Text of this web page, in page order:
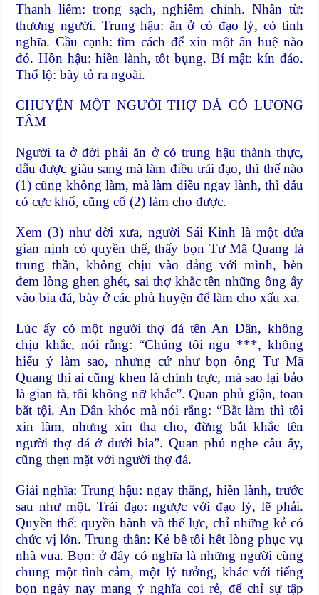
Thanh liêm: trong sạch, nghiêm chỉnh. Nhân từ:
thương người. Trung hậu: ăn ở có đạo lý, có tình
nghĩa. Cầu cạnh: tìm cách để xin một ân huệ nào
đó. Hồn hậu: hiền lành, tốt bụng. Bí mật: kín đáo.
Thổ lộ: bày tỏ ra ngoài.
CHUYỆN MỘT NGƯỜI THỢ ĐÁ CÓ LƯƠNG
TÂM
Người ta ở đời phải ăn ở có trung hậu thành thực,
dẫu được giàu sang mà làm điều trái đạo, thì thế nào
(1) cũng không làm, mà làm điều ngay lành, thì dẫu
có cực khổ, cũng cố (2) làm cho được.
Xem (3) như đời xưa, người Sái Kinh là một đứa
gian nịnh có quyền thế, thấy bọn Tư Mã Quang là
trung thần, không chịu vào đảng với mình, bèn
đem lòng ghen ghét, sai thợ khắc tên những ông ấy
vào bia đá, bày ở các phủ huyện để làm cho xấu xa.
Lúc ấy có một người thợ đá tên An Dân, không
chịu khắc, nói rằng: “Chúng tôi ngu ***, không
hiểu ý làm sao, nhưng cứ như bọn ông Tư Mã
Quang thì ai cũng khen là chính trực, mà sao lại bảo
là gian tà, tôi không nỡ khắc”. Quan phủ giận, toan
bắt tội. An Dân khóc mà nói rằng: “Bắt làm thì tôi
xin làm, nhưng xin tha cho, đừng bắt khắc tên
người thợ đá ở dưới bia”. Quan phủ nghe câu ấy,
cũng thẹn mặt với người thợ đá.
Giải nghĩa: Trung hậu: ngay thẳng, hiền lành, trước
sau như một. Trái đạo: ngược với đạo lý, lẽ phải.
Quyền thế: quyền hành và thế lực, chỉ những kẻ có
chức vị lớn. Trung thần: Kẻ bề tôi hết lòng phục vụ
nhà vua. Bọn: ở đây có nghĩa là những người cùng
chung một tình cảm, một lý tưởng, khác với tiếng
bọn ngày nay mang ý nghĩa coi rẻ, để chỉ sự tập